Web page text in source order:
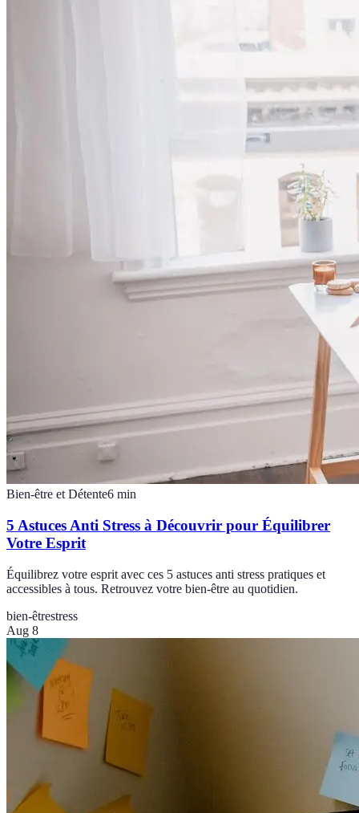
Bien-être et Détente6 min
5 Astuces Anti Stress à Découvrir pour Équilibrer
Votre Esprit
Équilibrez votre esprit avec ces 5 astuces anti stress pratiques et
accessibles à tous. Retrouvez votre bien-être au quotidien.
bien-êtrestress
Aug 8